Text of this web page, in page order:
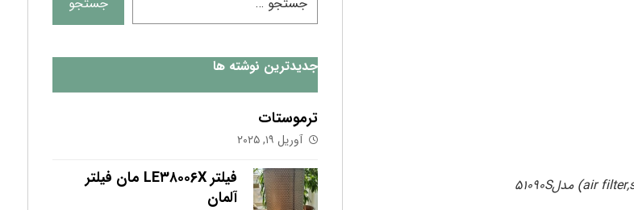
جدیدترین نوشته ها
ترموستات
آوریل ۱۹, ۲۰۲۵
فیلتر LE۳۸۰۰۶X مان فیلتر
آلمان